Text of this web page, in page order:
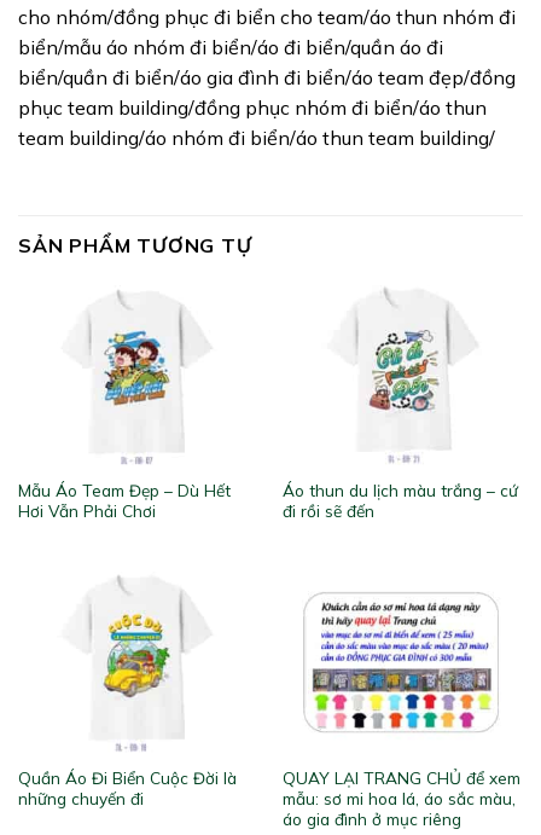
cho nhóm/đồng phục đi biển cho team/áo thun nhóm đi
biển/mẫu áo nhóm đi biển/áo đi biển/quần áo đi
biển/quần đi biển/áo gia đình đi biển/áo team đẹp/đồng
phục team building/đồng phục nhóm đi biển/áo thun
team building/áo nhóm đi biển/áo thun team building/
SẢN PHẨM TƯƠNG TỰ
Mẫu Áo Team Đẹp – Dù Hết
Hơi Vẫn Phải Chơi
Áo thun du lịch màu trắng – cứ
đi rồi sẽ đến
Quần Áo Đi Biển Cuộc Đời là
những chuyến đi
QUAY LẠI TRANG CHỦ để xem
mẫu: sơ mi hoa lá, áo sắc màu,
áo gia đình ở mục riêng